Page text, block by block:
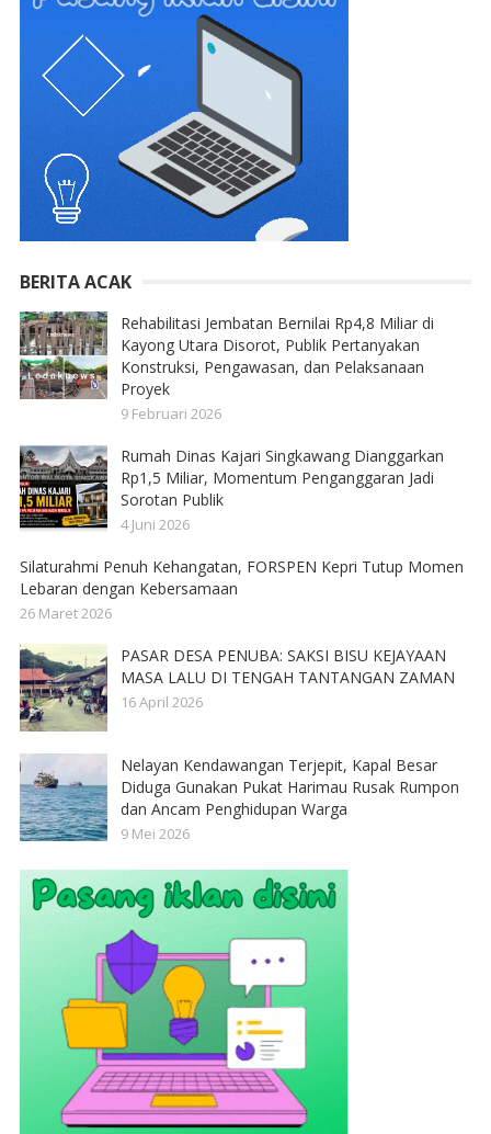
BERITA ACAK
Rehabilitasi Jembatan Bernilai Rp4,8 Miliar di
Kayong Utara Disorot, Publik Pertanyakan
Konstruksi, Pengawasan, dan Pelaksanaan
Proyek
9 Februari 2026
Rumah Dinas Kajari Singkawang Dianggarkan
Rp1,5 Miliar, Momentum Penganggaran Jadi
Sorotan Publik
4 Juni 2026
Silaturahmi Penuh Kehangatan, FORSPEN Kepri Tutup Momen
Lebaran dengan Kebersamaan
26 Maret 2026
PASAR DESA PENUBA: SAKSI BISU KEJAYAAN
MASA LALU DI TENGAH TANTANGAN ZAMAN
16 April 2026
Nelayan Kendawangan Terjepit, Kapal Besar
Diduga Gunakan Pukat Harimau Rusak Rumpon
dan Ancam Penghidupan Warga
9 Mei 2026